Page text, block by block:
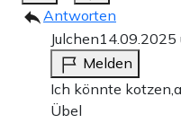
Antworten
Julchen14.09.2025
Melden
Ich könnte
Übel